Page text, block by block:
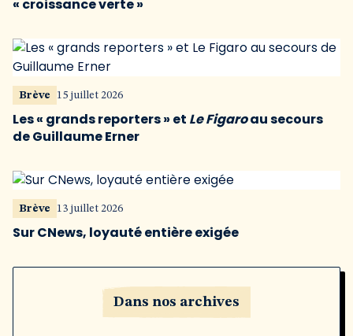
« croissance verte »
Brève 15 juillet 2026
Les « grands reporters » et Le Figaroau secours
de Guillaume Erner
Brève 13 juillet 2026
Sur CNews, loyauté entière exigée
Dans nos archives